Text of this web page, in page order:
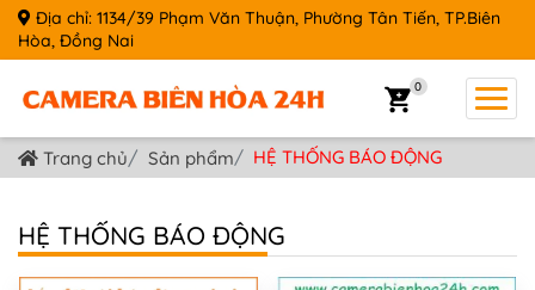
Địa chỉ: 1134/39 Phạm Văn Thuận, Phường Tân Tiến, TP.Biên
Hòa, Đồng Nai
0
Trang chủ Sản phẩm HỆ THỐNG BÁO ĐỘNG
HỆ THỐNG BÁO ĐỘNG